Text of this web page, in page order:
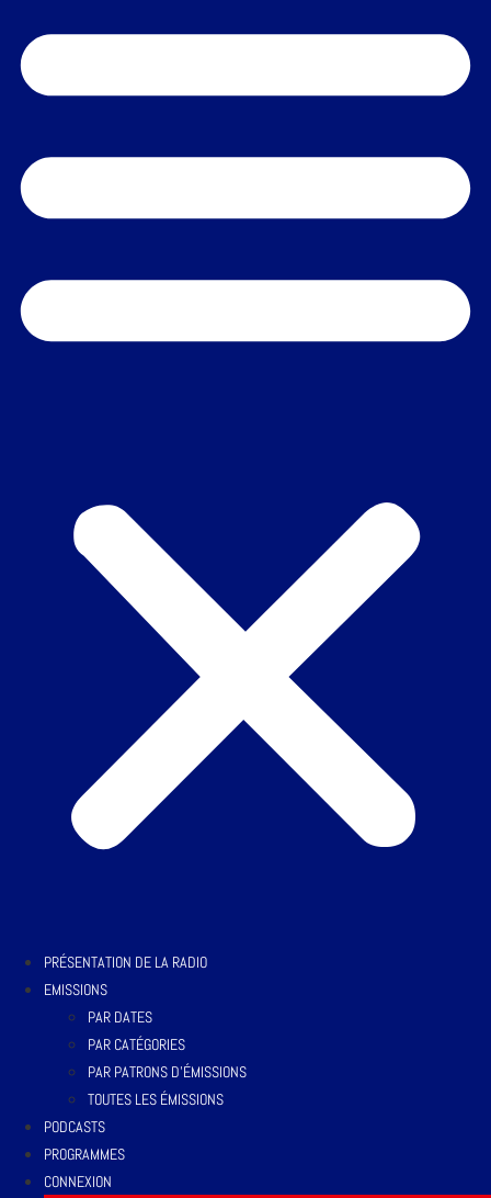
PRÉSENTATION DE LA RADIO
EMISSIONS
PAR DATES
PAR CATÉGORIES
PAR PATRONS D’ÉMISSIONS
TOUTES LES ÉMISSIONS
PODCASTS
PROGRAMMES
CONNEXION